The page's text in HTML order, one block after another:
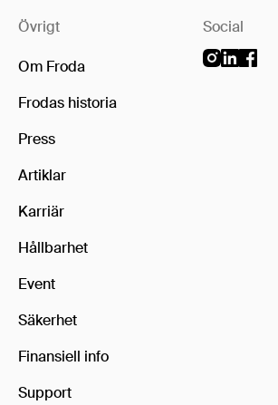
Övrigt
Om Froda
Frodas historia
Press
Artiklar
Karriär
Hållbarhet
Event
Säkerhet
Finansiell info
Support
Social